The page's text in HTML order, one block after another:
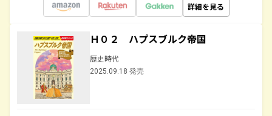
詳細を見る
Ｈ０２ ハプスブルク帝国
歴史時代
2025.09.18 発売